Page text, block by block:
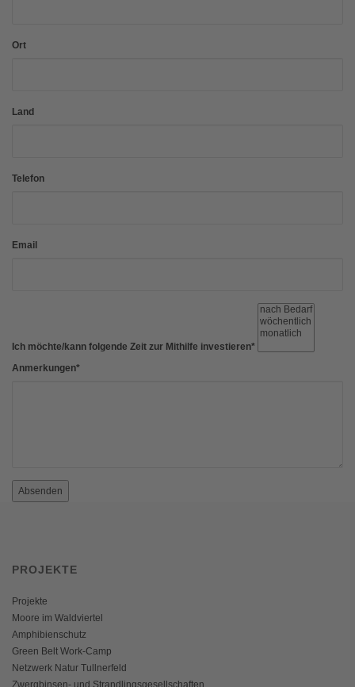
Ort
Land
Telefon
Email
Ich möchte/kann folgende Zeit zur Mithilfe investieren*
Anmerkungen*
Absenden
PROJEKTE
Projekte
Moore im Waldviertel
Amphibienschutz
Green Belt Work-Camp
Netzwerk Natur Tullnerfeld